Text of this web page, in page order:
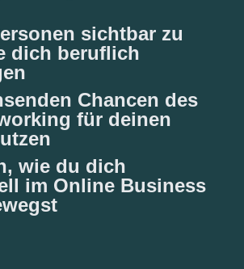
sichtbar zu
dich beruflich
Chancen des
für deinen
wie du dich
im Online Business